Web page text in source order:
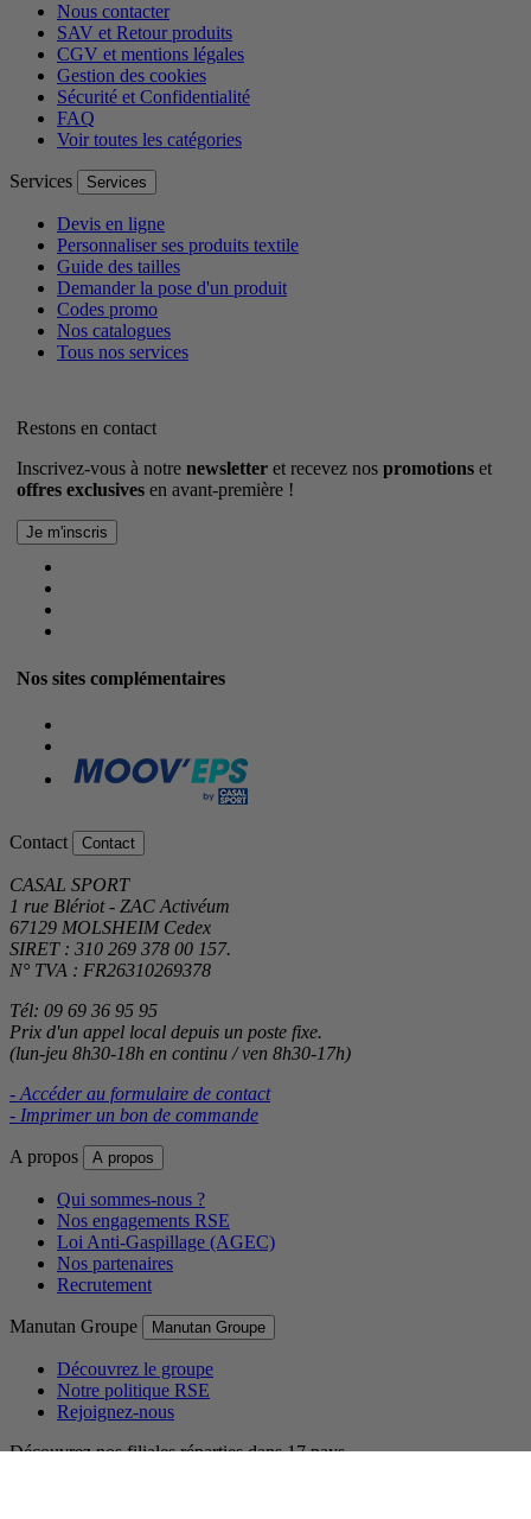
Nous contacter
SAV et Retour produits
CGV et mentions légales
Gestion des cookies
Sécurité et Confidentialité
FAQ
Voir toutes les catégories
Services Services
Devis en ligne
Personnaliser ses produits textile
Guide des tailles
Demander la pose d'un produit
Codes promo
Nos catalogues
Tous nos services
Restons en contact
Inscrivez-vous à notre newsletter et recevez nos promotions et
offres exclusives en avant-première !
Nos sites complémentaires
Contact Contact
CASAL SPORT
1 rue Blériot - ZAC Activéum
67129 MOLSHEIM Cedex
SIRET : 310 269 378 00 157.
N° TVA : FR26310269378
Tél: 09 69 36 95 95
Prix d'un appel local depuis un poste fixe.
(lun-jeu 8h30-18h en continu / ven 8h30-17h)
- Accéder au formulaire de contact
- Imprimer un bon de commande
A propos A propos
Qui sommes-nous ?
Nos engagements RSE
Loi Anti-Gaspillage (AGEC)
Nos partenaires
Recrutement
Manutan Groupe Manutan Groupe
Découvrez le groupe
Notre politique RSE
Rejoignez-nous
Découvrez nos filiales réparties dans 17 pays.